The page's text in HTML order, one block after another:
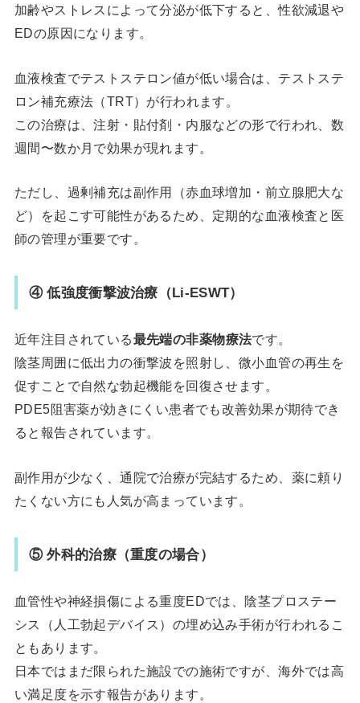
加齢やストレスによって分泌が低下すると、性欲減退や
EDの原因になります。
血液検査でテストステロン値が低い場合は、テストステ
ロン補充療法（TRT）が行われます。
この治療は、注射・貼付剤・内服などの形で行われ、数
週間〜数か月で効果が現れます。
ただし、過剰補充は副作用（赤血球増加・前立腺肥大な
ど）を起こす可能性があるため、定期的な血液検査と医
師の管理が重要です。
④ 低強度衝撃波治療（Li-ESWT）
近年注目されている最先端の非薬物療法です。
陰茎周囲に低出力の衝撃波を照射し、微小血管の再生を
促すことで自然な勃起機能を回復させます。
PDE5阻害薬が効きにくい患者でも改善効果が期待でき
ると報告されています。
副作用が少なく、通院で治療が完結するため、薬に頼り
たくない方にも人気が高まっています。
⑤ 外科的治療（重度の場合）
血管性や神経損傷による重度EDでは、陰茎プロステー
シス（人工勃起デバイス）の埋め込み手術が行われるこ
ともあります。
日本ではまだ限られた施設での施術ですが、海外では高
い満足度を示す報告があります。